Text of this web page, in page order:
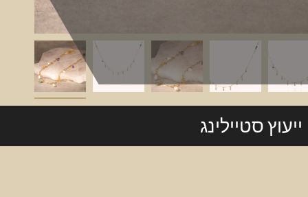
ייעוץ סטיילינג